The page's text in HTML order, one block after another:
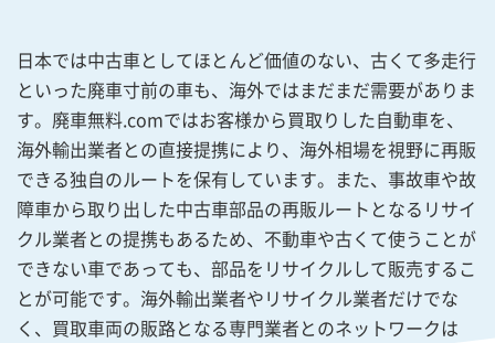
日本では中古車としてほとんど価値のない、古くて多走行
といった廃車寸前の車も、海外ではまだまだ需要がありま
す。廃車無料.comではお客様から買取りした自動車を、
海外輸出業者との直接提携により、海外相場を視野に再販
できる独自のルートを保有しています。また、事故車や故
障車から取り出した中古車部品の再販ルートとなるリサイ
クル業者との提携もあるため、不動車や古くて使うことが
できない車であっても、部品をリサイクルして販売するこ
とが可能です。海外輸出業者やリサイクル業者だけでな
く、買取車両の販路となる専門業者とのネットワークは